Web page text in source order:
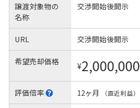
譲渡対象物の
名称
交渉開始後開示
URL 交渉開始後開示
希望売却価格 ¥2,000,000
評価倍率 12ヶ月 （直近利益）